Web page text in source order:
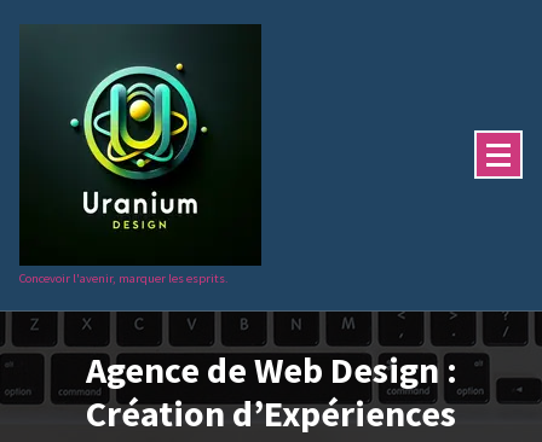
Concevoir l'avenir, marquer les esprits.
Agence de Web Design :
Création d’Expériences